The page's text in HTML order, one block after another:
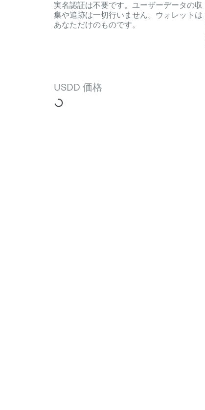
実名認証は不要です。ユーザーデータの収
集や追跡は一切行いません。ウォレットは
あなただけのものです。
USDD 価格